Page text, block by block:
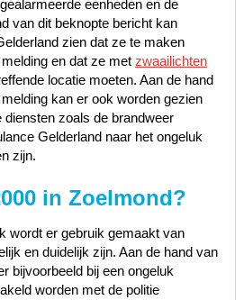
eenheden en de
van dit beknopte bericht kan
zien dat ze te maken
en dat ze met zwaailichten
locatie moeten. Aan de hand
kan er ook worden gezien
diensten zoals de brandweer
Gelderland naar het ongeluk
zijn.
in Zoelmond?
wordt er gebruik gemaakt van
en duidelijk zijn. Aan de hand van
bijvoorbeeld bij een ongeluk
worden met de politie